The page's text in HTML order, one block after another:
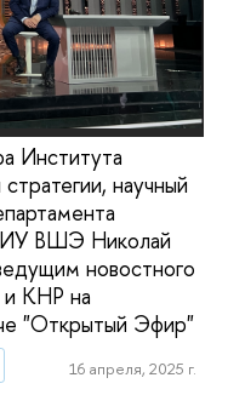
Института
научный
ВШЭ Николай
новостного
КНР на
"Открытый Эфир"
16 апреля, 2025 г.